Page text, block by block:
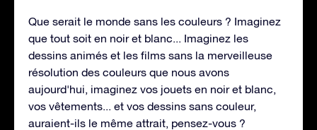
Que serait le monde sans les couleurs ? Imaginez
que tout soit en noir et blanc... Imaginez les
dessins animés et les films sans la merveilleuse
résolution des couleurs que nous avons
aujourd'hui, imaginez vos jouets en noir et blanc,
vos vêtements... et vos dessins sans couleur,
auraient-ils le même attrait, pensez-vous ?